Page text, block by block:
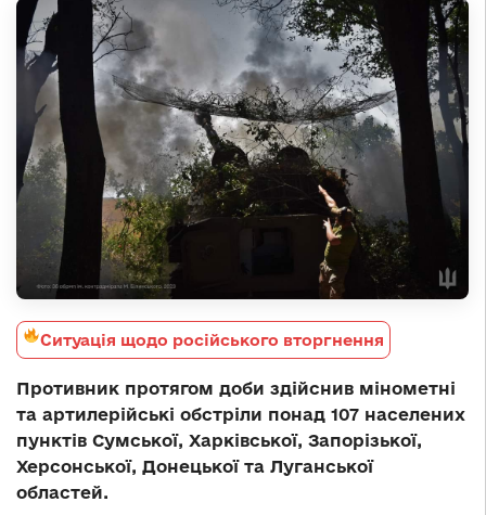
Ситуація щодо російського вторгнення
Противник протягом доби здійснив мінометні
та артилерійські обстріли понад 107 населених
пунктів Сумської, Харківської, Запорізької,
Херсонської, Донецької та Луганської
областей.